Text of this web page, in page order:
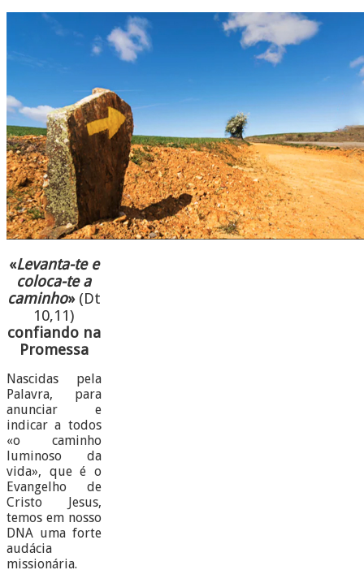
«Levanta-te e
coloca-te a
caminho»(Dt
10,11)
confiando na
Promessa
Nascidas pela
Palavra, para
anunciar e
indicar a todos
«o caminho
luminoso da
vida», que é o
Evangelho de
Cristo Jesus,
temos em nosso
DNA uma forte
audácia
missionária.